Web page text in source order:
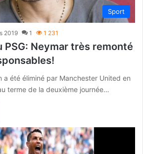
Sport
2019 1 1 231
PSG: Neymar très remonté
a été éliminé par Manchester United en
terme de la deuxième journée…